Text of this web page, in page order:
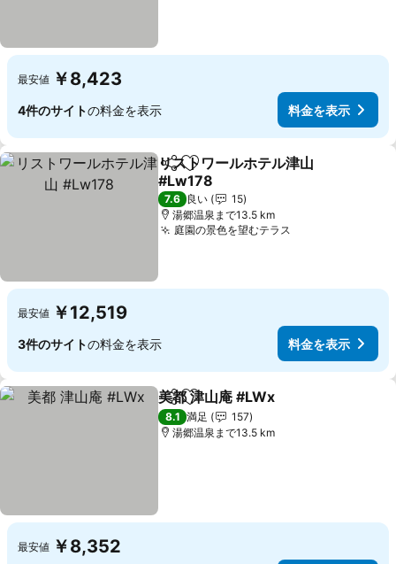
最安値 ￥8,423
4件のサイトの料金を表示 料金を表示
シェアお気に入りに追加
リストワールホテル津山
#Lw178
7.6 良い
15
湯郷温泉まで13.5 km
庭園の景色を望むテラス
最安値 ￥12,519
3件のサイトの料金を表示 料金を表示
シェアお気に入りに追加
美都 津山庵 #LWx
8.1 満足
157
湯郷温泉まで13.5 km
最安値 ￥8,352